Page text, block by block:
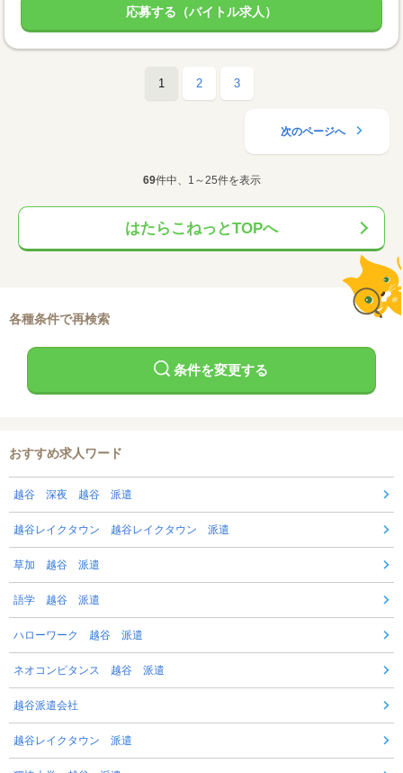
応募する（バイトル求人）
1 2 3
次のページへ
69件中、1～25件を表示
はたらこねっとTOPへ
各種条件で再検索
条件を変更する
おすすめ求人ワード
越谷 深夜 越谷 派遣
越谷レイクタウン 越谷レイクタウン 派遣
草加 越谷 派遣
語学 越谷 派遣
ハローワーク 越谷 派遣
ネオコンピタンス 越谷 派遣
越谷派遣会社
越谷レイクタウン 派遣